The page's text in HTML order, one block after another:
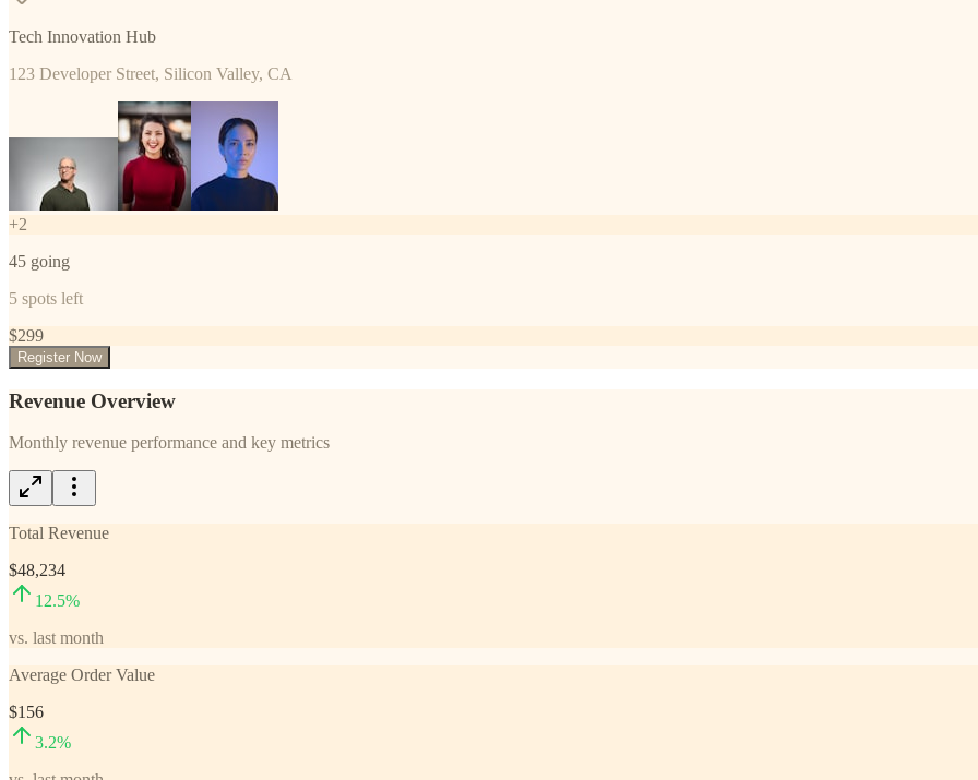
Tech Innovation Hub
123 Developer Street, Silicon Valley, CA
+2
45 going
5 spots left
$299
Register Now
Revenue Overview
Monthly revenue performance and key metrics
Total Revenue
$48,234
12.5%
vs. last month
Average Order Value
$156
3.2%